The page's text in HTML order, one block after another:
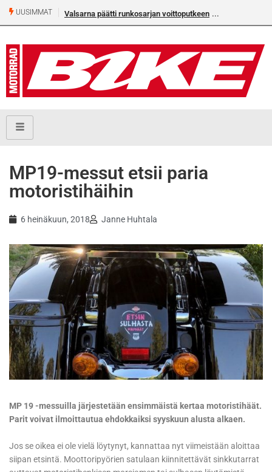
UUSIMMAT Valsarna päätti runkosarjan voittoputkeen
MP19-messut etsii paria
motoristihäihin
6 heinäkuun, 2018 Janne Huhtala
MP 19 -messuilla järjestetään ensimmäistä kertaa motoristihäät.
Parit voivat ilmoittautua ehdokkaiksi syyskuun alusta alkaen.
Jos se oikea ei ole vielä löytynyt, kannattaa nyt viimeistään aloittaa
siipan etsintä. Moottoripyörien satulaan kiinnitettävät sinkkutarrat